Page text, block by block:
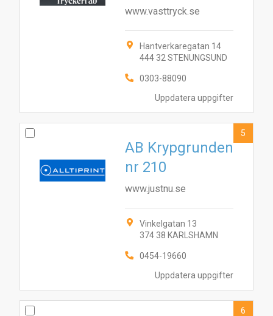
Uppdatera uppgifter
www.vasttryck.se
Hantverkaregatan 14
444 32 STENUNGSUND
0303-88090
Uppdatera uppgifter
AB Krypgrunden
nr 210
www.justnu.se
Vinkelgatan 13
374 38 KARLSHAMN
0454-19660
5
6